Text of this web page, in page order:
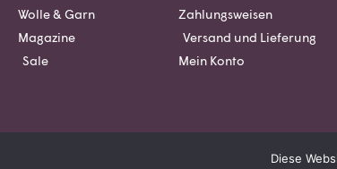
Wolle & Garn
Magazine
Sale
Zahlungsweisen
Versand und Lieferung
Mein Konto
Diese